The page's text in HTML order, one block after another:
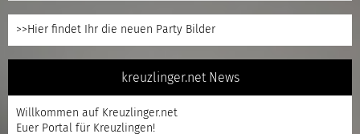
>>Hier findet Ihr die neuen Party Bilder
kreuzlinger.net News
Willkommen auf Kreuzlinger.net
Euer Portal für Kreuzlingen!